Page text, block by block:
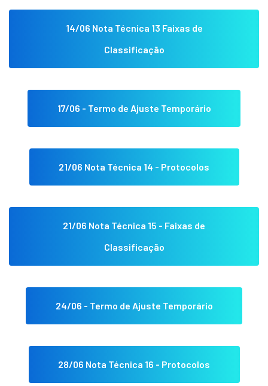
14/06 Nota Técnica 13 Faixas de
Classificação
17/06 - Termo de Ajuste Temporário
21/06 Nota Técnica 14 - Protocolos
21/06 Nota Técnica 15 - Faixas de
Classificação
24/06 - Termo de Ajuste Temporário
28/06 Nota Técnica 16 - Protocolos